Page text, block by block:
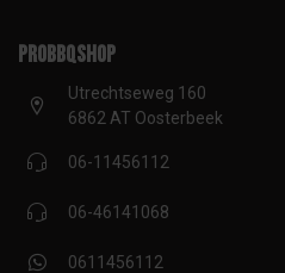
proBBQshop
Utrechtseweg 160
6862 AT Oosterbeek
06-11456112
06-46141068
0611456112